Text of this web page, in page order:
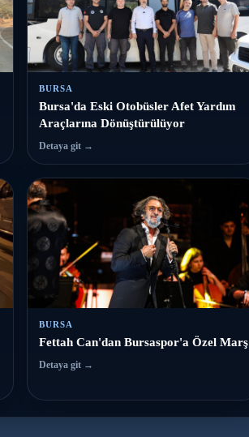
BURSA
Bursa'da Eski Otobüsler Afet Yardım
Araçlarına Dönüştürülüyor
Detaya git →
BURSA
Fettah Can'dan Bursaspor'a Özel Marş
Detaya git →